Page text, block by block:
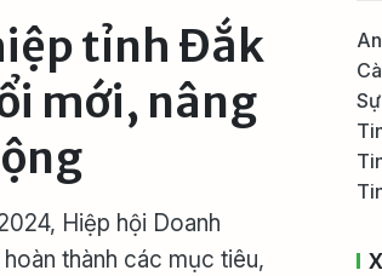
tỉnh Đắk
mới, nâng
Hiệp hội Doanh
thành các mục tiêu,